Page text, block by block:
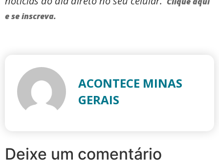
e se inscreva.
ACONTECE MINAS
GERAIS
Deixe um comentário